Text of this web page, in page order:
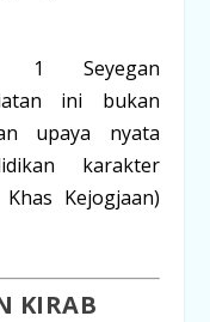
1 Seyegan
ini bukan
upaya nyata
karakter
Kejogjaan)
KIRAB